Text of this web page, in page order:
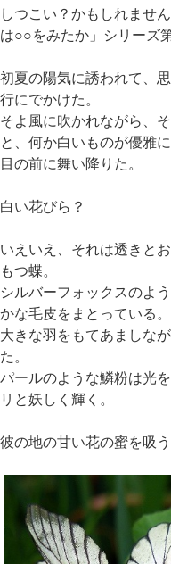
しつこい？かもしれませ
は○○をみたか」シリーズ
初夏の陽気に誘われて、
行にでかけた。
そよ風に吹かれながら、
と、何か白いものが優雅
目の前に舞い降りた。
白い花びら？
いえいえ、それは透きと
もつ蝶。
シルバーフォックスのよ
かな毛皮をまとっている。
大きな羽をもてあましな
た。
パールのような鱗粉は光
リと妖しく輝く。
彼の地の甘い花の蜜を吸う